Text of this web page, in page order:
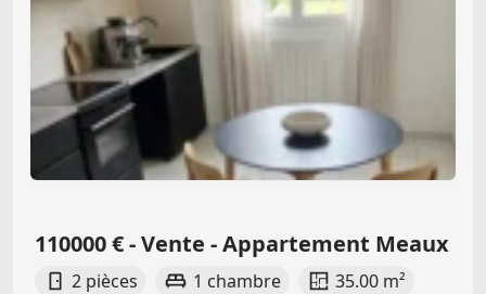
110000 € - Vente - Appartement Meaux
2 pièces 1 chambre 35.00 m²